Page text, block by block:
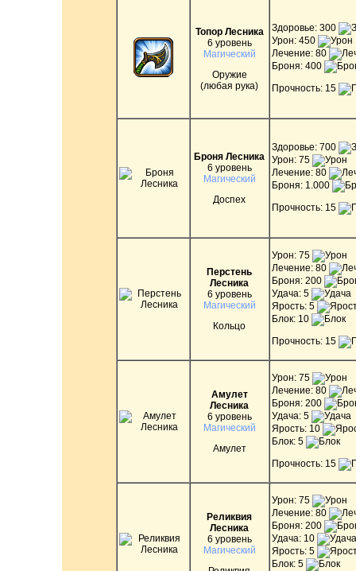
Топор Лесника
6 уровень
Магический
Оружие
(любая рука)
Здоровье: 300
Урон: 450
Лечение: 80
Броня: 400
Прочность: 15
Броня Лесника
6 уровень
Магический
Доспех
Здоровье: 700
Урон: 75
Лечение: 80
Броня: 1.000
Прочность: 15
Перстень
Лесника
6 уровень
Магический
Кольцо
Урон: 75
Лечение: 80
Броня: 200
Удача: 5
Ярость: 5
Блок: 10
Прочность: 15
Амулет
Лесника
6 уровень
Магический
Амулет
Урон: 75
Лечение: 80
Броня: 200
Удача: 5
Ярость: 10
Блок: 5
Прочность: 15
Реликвия
Лесника
6 уровень
Магический
Урон: 75
Лечение: 80
Броня: 200
Удача: 10
Ярость: 5
Блок: 5